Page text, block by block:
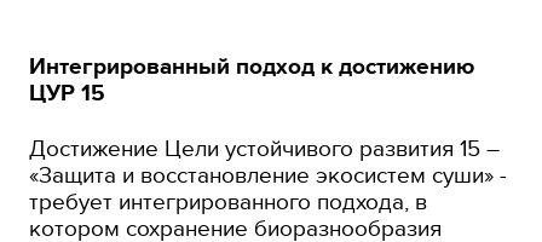
Интегрированный подход к достижению
ЦУР 15
Достижение Цели устойчивого развития 15 –
«Защита и восстановление экосистем суши» -
требует интегрированного подхода, в
котором сохранение биоразнообразия